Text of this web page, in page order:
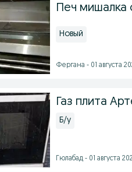
Печ мишалка
Новый
Фергана - 01 августа
Газ плита
Б/у
Гюлабад - 01 августа